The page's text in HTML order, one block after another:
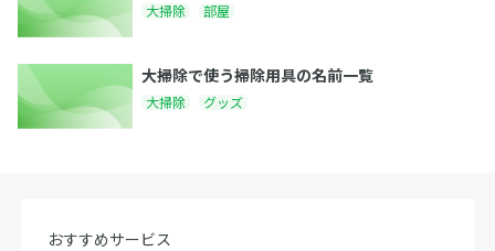
大掃除 部屋
大掃除で使う掃除用具の名前一覧
大掃除 グッズ
おすすめサービス